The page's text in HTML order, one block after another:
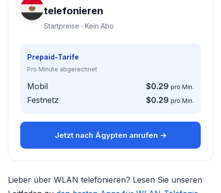
telefonieren
Startpreise · Kein Abo
Prepaid-Tarife
Pro Minute abgerechnet
Mobil $0.29 pro Min.
Festnetz $0.29 pro Min.
Jetzt nach Ägypten anrufen →
Lieber über WLAN telefonieren? Lesen Sie unseren